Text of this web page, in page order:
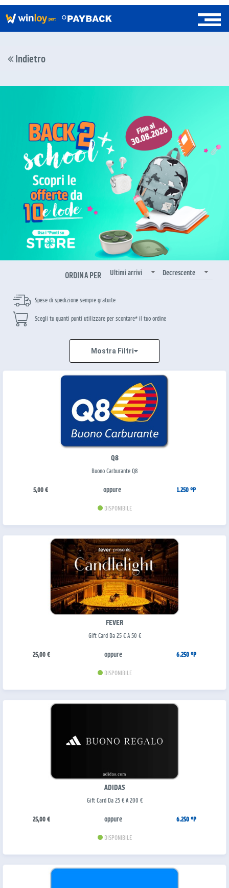
Indietro
ORDINA PER Ultimi arrivi Decrescente
Spese di spedizione sempre gratuite
Scegli tu quanti punti utilizzare per scontare* il tuo ordine
Mostra Filtri
Q8
Buono Carburante Q8
5,00 € oppure 1.250 °P
DISPONIBILE
FEVER
Gift Card Da 25 € A 50 €
25,00 € oppure 6.250 °P
DISPONIBILE
ADIDAS
Gift Card Da 25 € A 200 €
25,00 € oppure 6.250 °P
DISPONIBILE